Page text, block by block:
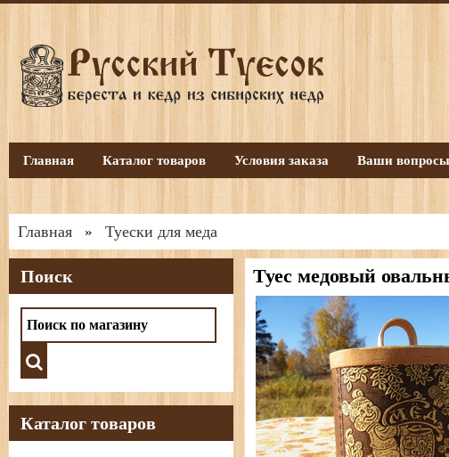
Главная Каталог товаров Условия заказа Ваши вопросы
Главная » Туески для меда
Туес медовый
Поиск
Каталог товаров